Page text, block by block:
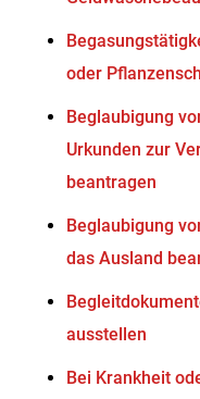
oder
Beglaubigung
Urkunden zur
beantragen
Beglaubigung
das Ausland
ausstellen
Bei Krankheit